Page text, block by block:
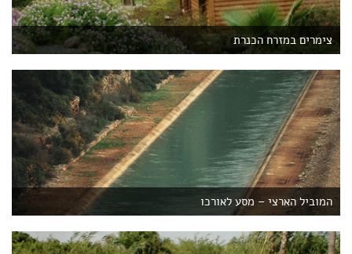
צימרים במזרח הכנרת
המוביל הארצי – מסע לאורכו